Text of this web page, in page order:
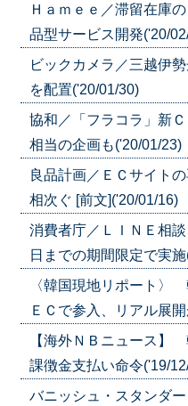
Ｈａｍｅｅ／滞留在庫
品型サービス開発('20/
ビックカメラ／三越伊
を配置('20/01/30)
協和／「フラコラ」新
相当の企画も('20/01/23)
良品計画／ＥＣサイト
相次ぐ [前文]('20/01/16)
消費者庁／ＬＩＮＥ相
日までの期間限定で実
〈韓国現地リポート〉
ＥＣで参入、リアル展
【海外ＮＢニュース】
課徴金支払い命令('19/
バニッシュ・スタンダ